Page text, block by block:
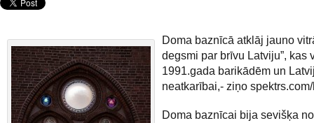
Doma baznīcā atklāj jauno
degsmi par brīvu Latviju”, kas
1991.gada barikādēm un
neatkarībai,- ziņo
Doma baznīcai bija sevišķa